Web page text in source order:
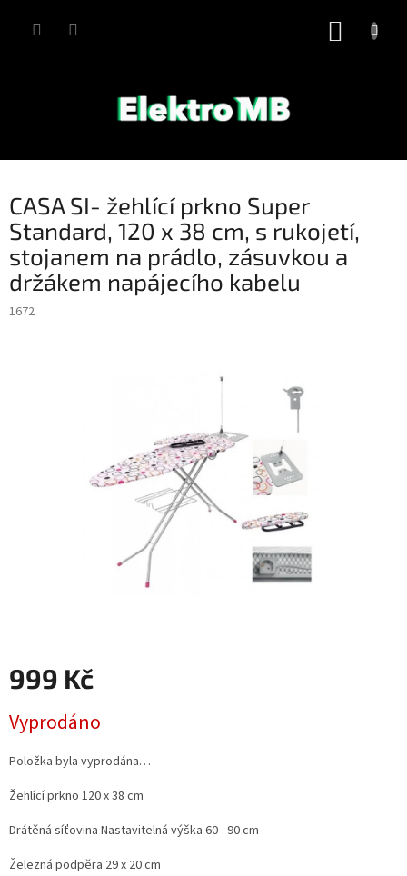
CASA SI- žehlící prkno Super
Standard, 120 x 38 cm, s rukojetí,
stojanem na prádlo, zásuvkou a
držákem napájecího kabelu
1672
999 Kč
cena:
Vyprodáno
Položka byla vyprodána…
Žehlící prkno 120 x 38 cm
Drátěná síťovina Nastavitelná výška 60 - 90 cm
Železná podpěra 29 x 20 cm